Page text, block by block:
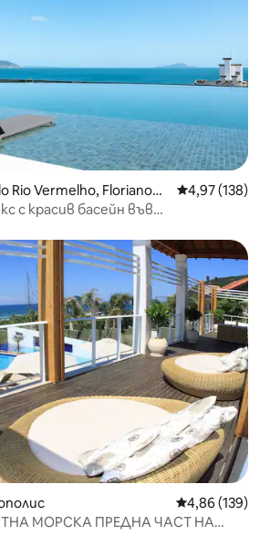
Rio Vermelho, Florianopó
Средна
4,97 (138)
с красив басейн във
Средна
4,86 (139)
МОРСКА ПРЕДНА ЧАСТ НА